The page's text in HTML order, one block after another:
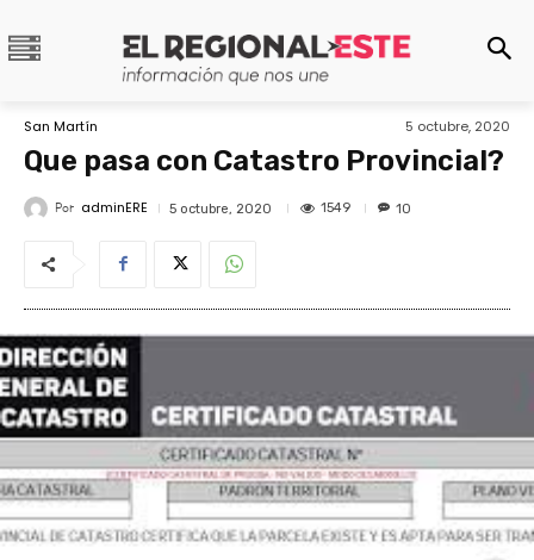
San Martín 5 octubre, 2020
Que pasa con Catastro Provincial?
Por adminERE 5 octubre, 2020 1549 10